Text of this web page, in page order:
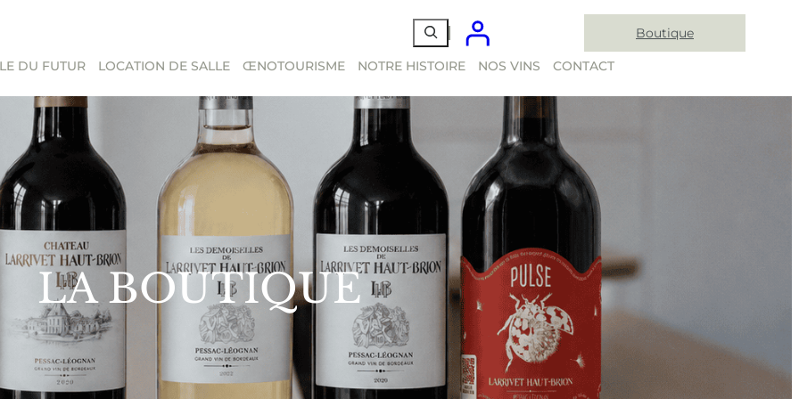
Boutique
DU FUTUR LOCATION DE SALLE ŒNOTOURISME NOTRE HISTOIRE NOS VINS CONTACT
LA BOUTIQUE